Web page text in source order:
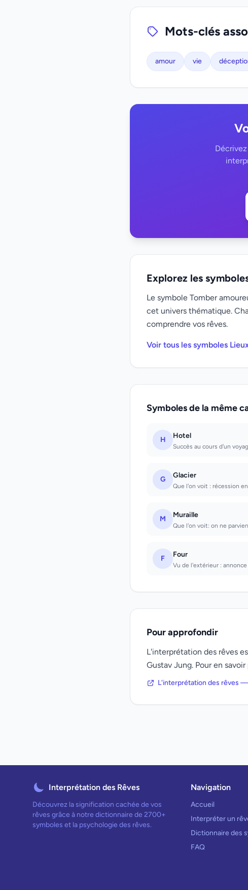
Mots-clés
amour vie
Explorez les
Le symbole Tomber
cet univers thématique.
comprendre vos rêves.
Voir tous les symboles
Symboles de la même
H Hotel
Succès au cours d'un
G Glacier
Que l'on voit : récession
M Muraille
Que l'on voit: on ne
F Four
Vu de l'extérieur :
Pour approfondir
L'interprétation des rêves
Gustav Jung. Pour en
L'interprétation des rêves
Interprétation des Rêves
Découvrez la signification cachée de vos
rêves grâce à notre dictionnaire de 2700+
symboles et la psychologie des rêves.
Navigation
Accueil
Interpréter un
Dictionnaire des
FAQ